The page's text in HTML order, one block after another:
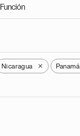
Función
Nicaragua X Panamá